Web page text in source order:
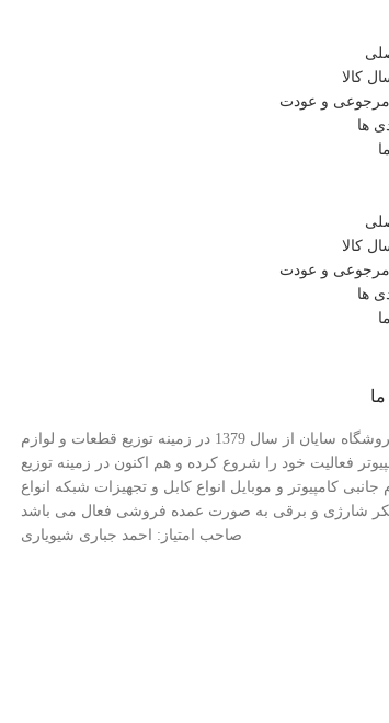
کالا
و عودت
ها
کالا
و عودت
ها
فروشگاه سایان از سال 1379 در زمینه توزیع قطعات و لوازم
فعالیت خود را شروع کرده و هم اکنون در زمینه توزیع
جانبی کامپیوتر و موبایل انواع کابل و تجهیزات شبکه انواع
شارژی و برقی به صورت عمده فروشی فعال می باشد
صاحب امتیاز: احمد جباری شیویاری